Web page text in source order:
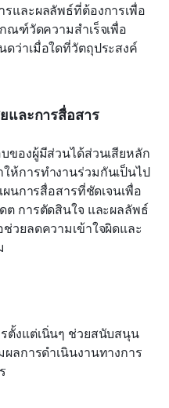
และผลลัพธ์ที่ต้องการเพื่อ
ณฑ์วัดความสำเร็จเพื่อ
ว่าเมื่อใดที่วัตถุประสงค์
และการสื่อสาร
ของผู้มีส่วนได้ส่วนเสียหลัก
ห้การทำงานร่วมกันเป็นไป
นการสื่อสารที่ชัดเจนเพื่อ
ต การตัดสินใจ และผลลัพธ์
วยลดความเข้าใจผิดและ
ตั้งแต่เนิ่นๆ ช่วยสนับสนุน
ลการดำเนินงานทางการ